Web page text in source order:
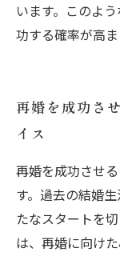
います。このよ
功する確率が高ま
再婚を成功さ
イス
再婚を成功させ
す。過去の結婚
たなスタートを
は、再婚に向け